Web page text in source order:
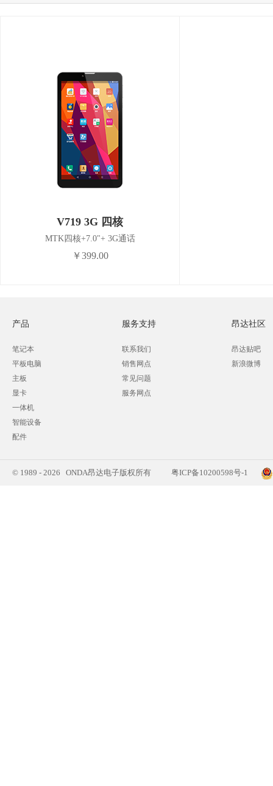
V719 3G 四核
MTK四核+7.0"+ 3G通话
￥399.00
产品
笔记本
平板电脑
主板
显卡
一体机
智能设备
配件
服务支持
联系我们
销售网点
常见问题
服务网点
昂达社区
昂达贴吧
新浪微博
© 1989 - 2026 ONDA昂达电子版权所有 粤ICP备10200598号-1